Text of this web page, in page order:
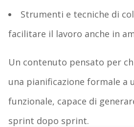
Strumenti e tecniche di
facilitare il lavoro anche in
Un contenuto pensato per
una pianificazione formale a
funzionale, capace di
sprint dopo sprint.